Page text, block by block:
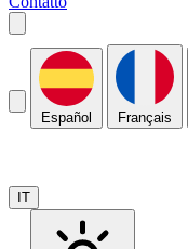
Español Français
IT